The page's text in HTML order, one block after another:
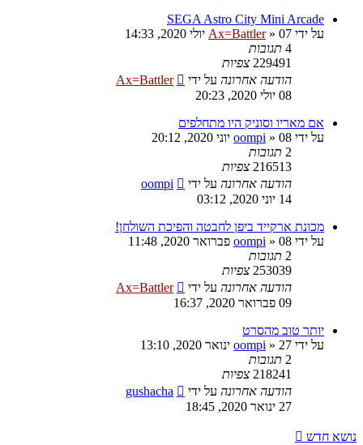
SEGA Astro City Mini Arcade
על ידי
Ax=Battler» 07 יולי 2020, 14:33
4 תגובות
229491 צפיות
הודעה אחרונה על ידי
Ax=Battler
08 יולי 2020, 20:23
אם מאריו וסוניק היו מתחלפים
על ידי
oompi » 08 יוני 2020, 20:12
2 תגובות
216513 צפיות
הודעה אחרונה על ידי
oompi
14 יוני 2020, 03:12
מכונת ארקייד ביפן לחבטה והפיכת השולחן!
על ידי
oompi » 08 פברואר 2020, 11:48
2 תגובות
253039 צפיות
הודעה אחרונה על ידי
Ax=Battler
09 פברואר 2020, 16:37
יותר טוב מהסרט
על ידי
oompi » 27 ינואר 2020, 13:10
2 תגובות
218241 צפיות
הודעה אחרונה על ידי
gushacha
27 ינואר 2020, 18:45
נושא חדש